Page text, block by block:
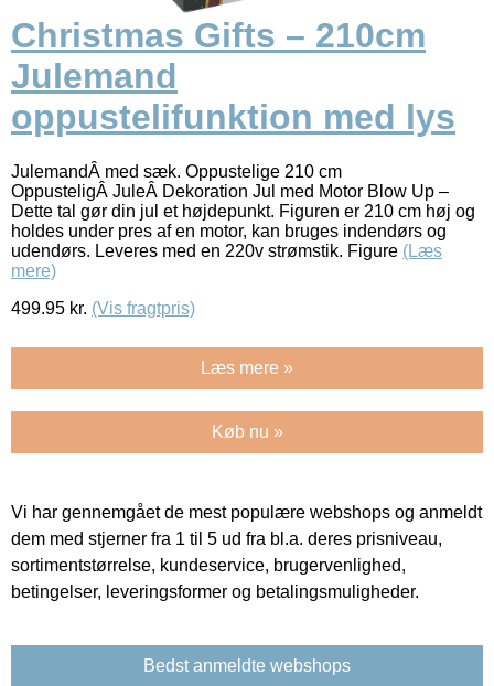
Christmas Gifts – 210cm
Julemand
oppustelifunktion med lys
JulemandÂ med sæk. Oppustelige 210 cm
OppusteligÂ JuleÂ Dekoration Jul med Motor Blow Up –
Dette tal gør din jul et højdepunkt. Figuren er 210 cm høj og
holdes under pres af en motor, kan bruges indendørs og
udendørs. Leveres med en 220v strømstik. Figure (Læs
mere)
499.95 kr. (Vis fragtpris)
Læs mere »
Køb nu »
Vi har gennemgået de mest populære webshops og anmeldt
dem med stjerner fra 1 til 5 ud fra bl.a. deres prisniveau,
sortimentstørrelse, kundeservice, brugervenlighed,
betingelser, leveringsformer og betalingsmuligheder.
Bedst anmeldte webshops